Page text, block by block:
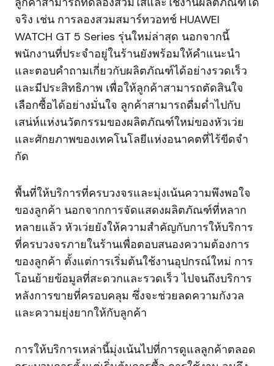
จริง เช่น การลองสวมสมาร์ทวอทช์ HUAWEI
WATCH GT 5 Series รุ่นใหม่ล่าสุด นอกจากนี้
พนักงานที่ประจำอยู่ในร้านยังพร้อมให้คำแนะนำ
และตอบคำถามเกี่ยวกับผลิตภัณฑ์ได้อย่างรวดเร็ว
และมีประสิทธิภาพ เพื่อให้ลูกค้าสามารถตัดสินใจ
เลือกซื้อได้อย่างมั่นใจ ลูกค้าสามารถดื่มด่ำไปกับ
เสน่ห์แห่งนวัตกรรมของผลิตภัณฑ์ใหม่ของหัวเว่ย
และศักยภาพของเทคโนโลยีแห่งอนาคตที่ไร้ขีดจํา
กัด
พื้นที่ให้บริการที่ครบวงจรและมุ่งเน้นความพึงพอใจ
ของลูกค้า นอกจากการจัดแสดงผลิตภัณฑ์ที่หลาก
หลายแล้ว หัวเว่ยยังให้ความสำคัญกับการให้บริการ
ที่ครบวงจรภายในร้านเพื่อตอบสนองความต้องการ
ของลูกค้า ตั้งแต่การเริ่มต้นใช้งานอุปกรณ์ใหม่ การ
โอนย้ายข้อมูลที่สะดวกและรวดเร็ว ไปจนถึงบริการ
หลังการขายที่ครอบคลุม ซึ่งจะช่วยลดความกังวล
และความยุ่งยากให้กับลูกค้า
การให้บริการเหล่านี้มุ่งเน้นไปที่การดูแลลูกค้าตลอด